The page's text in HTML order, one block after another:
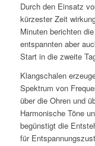
Durch den Einsatz
kürzester Zeit
Minuten berichten
entspannten aber
Start in die zweite
Klangschalen
Spektrum von
über die Ohren und
Harmonische Töne
begünstigt die
für